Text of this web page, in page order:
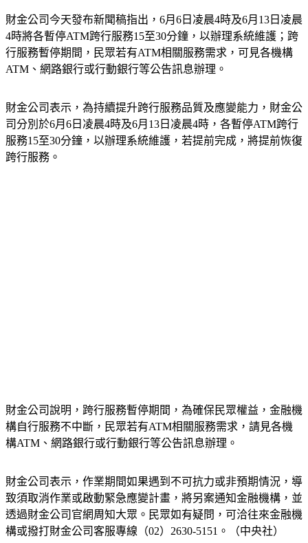
財金公司今天發布新聞稿指出，6月6日凌晨4時及6月13日凌晨
4時將各暫停ATM跨行服務15至30分鐘，以辦理系統維護；跨
行服務暫停期間，民眾若有ATM相關服務需求，可見各機構
ATM、網路銀行或行動銀行等公告訊息辦理。
財金公司表示，為持續提升跨行服務品質及應變能力，財金公
司分別於6月6日凌晨4時及6月13日凌晨4時，各暫停ATM跨行
服務15至30分鐘，以辦理系統維護，若提前完成，將提前恢復
跨行服務。
財金公司說明，跨行服務暫停期間，為確保民眾權益，金融機
構自行服務不中斷，民眾若有ATM相關服務需求，請見各機
構ATM、網路銀行或行動銀行等公告訊息辦理。
財金公司表示，作業期間如果遇到不可抗力或非預期情況，導
致須取消作業或啟動緊急應變計畫，將另案通知金融機構，並
透過財金公司官網周知大眾。民眾如有疑問，可洽往來金融機
構或撥打財金公司客服專線（02）2630-5151。（中央社）